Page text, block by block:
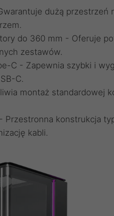
dużą przestrzeń
do 360 mm - Oferuje
zestawów.
C - Zapewnia szybki i
C.
montaż standardowej
konstrukcja
kabli.